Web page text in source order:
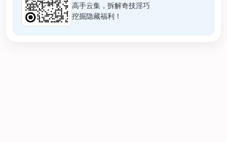
高手云集，拆解奇技淫巧
挖掘隐藏福利！